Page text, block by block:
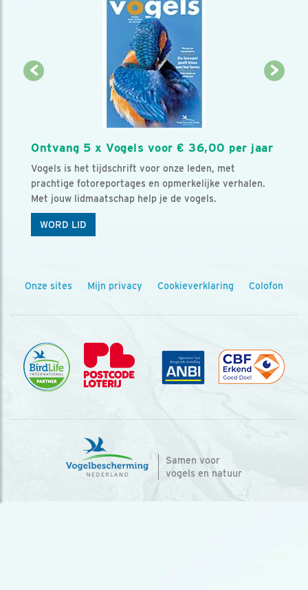
Ontvang 5 x Vogels voor € 36,00 per jaar
Vogels is het tijdschrift voor onze leden, met
prachtige fotoreportages en opmerkelijke verhalen.
Met jouw lidmaatschap help je de vogels.
WORD LID
Onze sites Mijn privacy Cookieverklaring Colofon
Samen voor
vogels en natuur